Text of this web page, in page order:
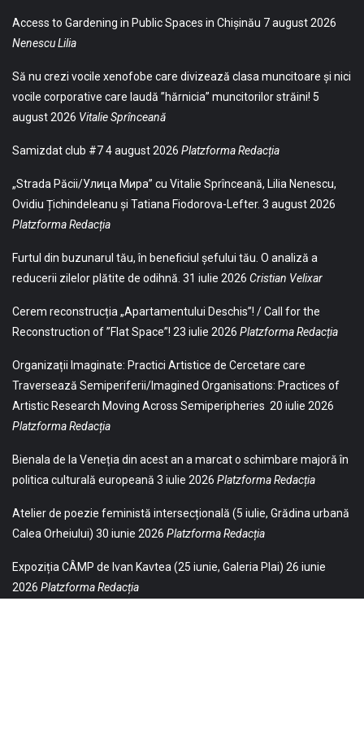
Access to Gardening in Public Spaces in Chișinău 7 august 2026
Nenescu Lilia
Să nu crezi vocile xenofobe care divizează clasa muncitoare și nici
vocile corporative care laudă ”hărnicia” muncitorilor străini! 5
august 2026 Vitalie Sprînceană
Samizdat club #74 august 2026 Platzforma Redacția
„Strada Păcii/Улица Мира” cu Vitalie Sprînceană, Lilia Nenescu,
Ovidiu Țichindeleanu și Tatiana Fiodorova-Lefter. 3 august 2026
Platzforma Redacția
Furtul din buzunarul tău, în beneficiul șefului tău. O analiză a
reducerii zilelor plătite de odihnă. 31 iulie 2026 Cristian Velixar
Cerem reconstrucția „Apartamentului Deschis”! / Call for the
Reconstruction of ”Flat Space”! 23 iulie 2026 Platzforma Redacția
Organizații Imaginate: Practici Artistice de Cercetare care
Traversează Semiperiferii/Imagined Organisations: Practices of
Artistic Research Moving Across Semiperipheries 20 iulie 2026
Platzforma Redacția
Bienala de la Veneția din acest an a marcat o schimbare majoră în
politica culturală europeană 3 iulie 2026 Platzforma Redacția
Atelier de poezie feministă intersecțională (5 iulie, Grădina urbană
Calea Orheiului) 30 iunie 2026 Platzforma Redacția
Expoziția CÂMP de Ivan Kavtea (25 iunie, Galeria Plai) 26 iunie
2026 Platzforma Redacția